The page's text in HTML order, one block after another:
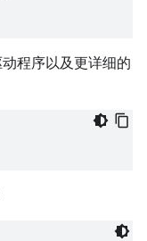
程序以及更详细的